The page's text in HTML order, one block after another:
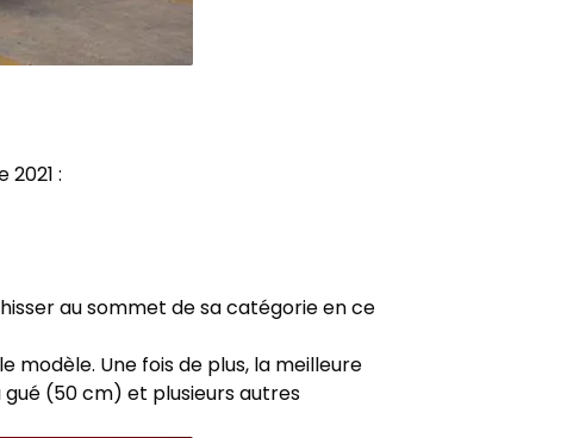
:
au sommet de sa catégorie en ce
modèle. Une fois de plus, la meilleure
(50 cm) et plusieurs autres